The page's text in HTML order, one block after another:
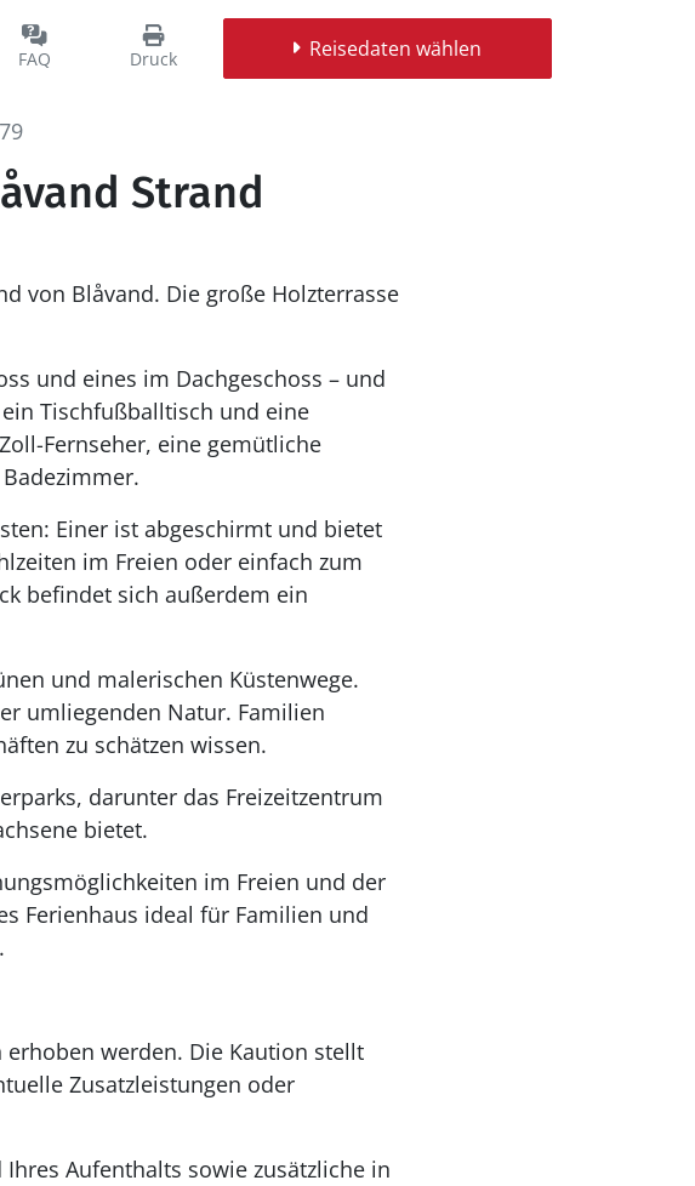
FAQ Druck Reisedaten wählen
Strand
von Blåvand. Die große Holzterrasse
und eines im Dachgeschoss – und
Tischfußballtisch und eine
Fernseher, eine gemütliche
Einer ist abgeschirmt und bietet
im Freien oder einfach zum
befindet sich außerdem ein
und malerischen Küstenwege.
umliegenden Natur. Familien
zu schätzen wissen.
darunter das Freizeitzentrum
bietet.
im Freien und der
Ferienhaus ideal für Familien und
werden. Die Kaution stellt
Zusatzleistungen oder
Aufenthalts sowie zusätzliche in